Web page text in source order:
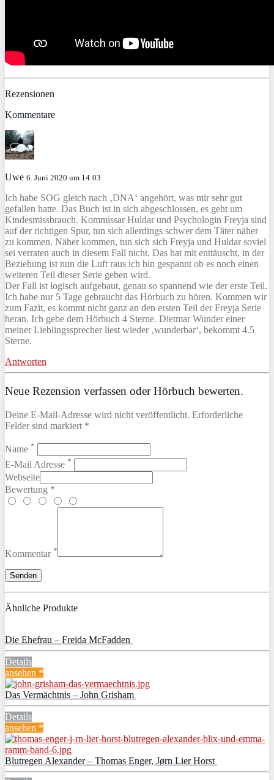
Rezensionen
Kommentare
Uwe 6. Juni 2020 um 14:03
Ich habe SOG gleich nach ‚DNA‘ angehört, was mir sehr gut
gefallen hatte. Das Buch ist in sich abgeschlossen, es geht um
Kindesmissbrauch. Kommissar Huldar und Psychologin Freyja sind
auf der richtigen Spur, tun sich allerdings schwer dem Täter näher
zu kommen. Näher kommen, tun sich sich Freyja und Huldar soviel
sei verraten auch in diesem Fall nicht. Das hat mit enttäuscht, in der
Beziehung ist nun die Luft raus ich bin gespannt ob es noch einen
weiteren Teil dieser Serie geben wird.
Der Fall ist logisch aufgebaut, genau so spannend wie der erste Teil.
Ich habe nur 5 Tage gebraucht das Hörbuch zu hören. Kommen wir
zum Fazit, es kommt nicht ganz an den ersten Teil der Freyja Serie
heran. Ich gebe dem Hörbuch 4 Sterne. Dietmar Wunder einer
meiner Lieblingssprecher liest wieder ‚wunderbar‘, bekommt 4.5
Sterne.
Antworten
Neue Rezension verfassen oder Hörbuch bewerten.
Deine E-Mail-Adresse wird nicht veröffentlicht. Erforderliche
Felder sind markiert *
Name *
E-Mail Adresse *
Webseite
Bewertung *
Kommentar *
Ähnliche Produkte
Die Ehefrau – Freida McFadden
Details
ansehen *
Das Vermächtnis – John Grisham
Details
ansehen *
Blutregen Alexander – Thomas Enger, Jørn Lier Horst